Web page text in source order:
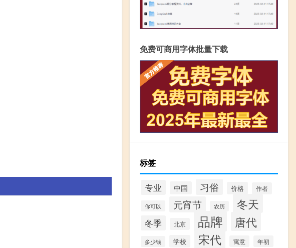
免费可商用字体批量下载
标签
专业 中国 习俗 价格 作者
你可以 元宵节 农历 冬天
冬季 北京 品牌 唐代
多少钱 学校 宋代 寓意 年初